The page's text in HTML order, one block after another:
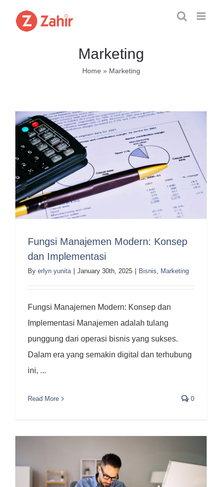
Marketing
Home » Marketing
Fungsi Manajemen Modern: Konsep
dan Implementasi
By erlyn yunita January 30th, 2025 Bisnis, Marketing
Fungsi Manajemen Modern: Konsep dan
Implementasi Manajemen adalah tulang
punggung dari operasi bisnis yang sukses.
Dalam era yang semakin digital dan terhubung
ini, ...
Read More 0